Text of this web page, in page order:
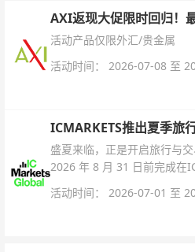
AXI返现大促限时回归！
活动产品仅限外汇/贵金属
活动时间： 2026-07-08 至
ICMARKETS推出夏季旅
盛夏来临，正是开启旅行与
2026 年 8 月 31 日前完成在
可参与！
活动时间： 2026-07-01 至